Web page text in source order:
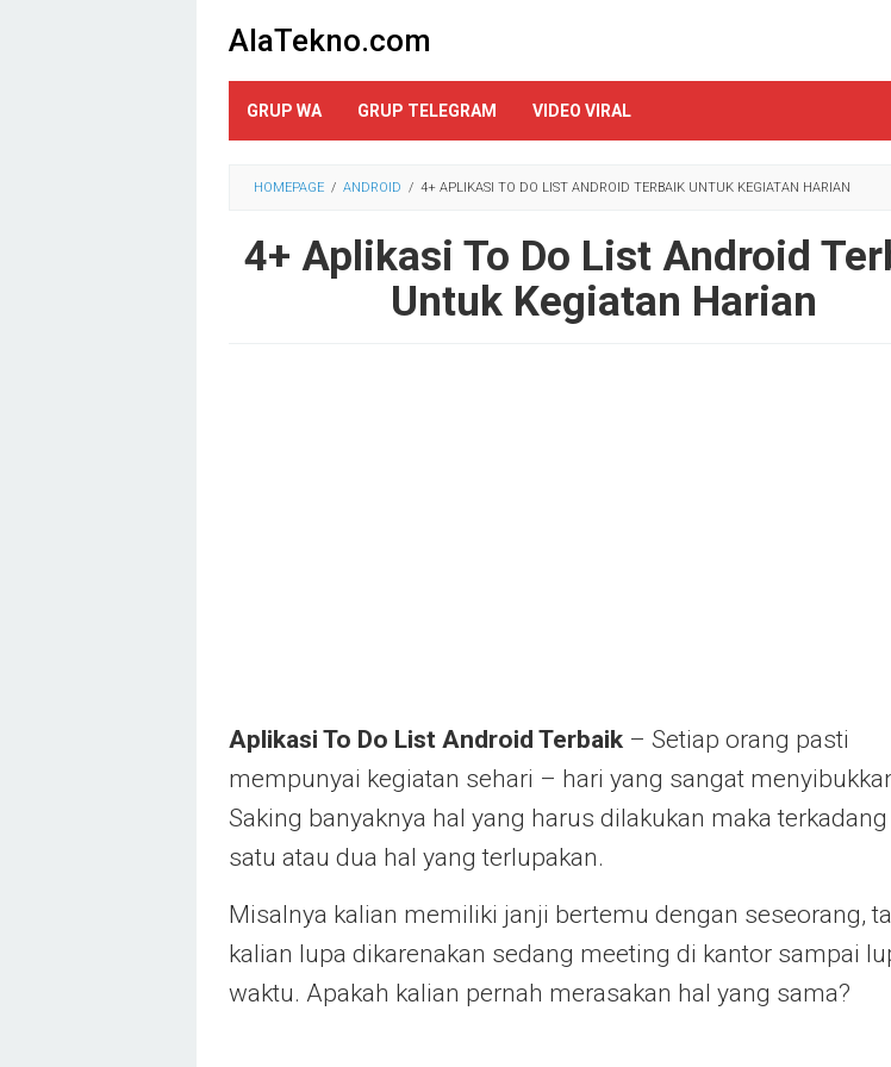
konten
AlaTekno.com
GRUP WA GRUP TELEGRAM VIDEO VIRAL
HOMEPAGE / ANDROID / 4+ APLIKASI TO DO LIST ANDROID TERBAIK UNTUK KEGIATAN HARIAN
4+ Aplikasi To Do List Android
Untuk Kegiatan Harian
Aplikasi To Do List Android Terbaik – Setiap orang pasti
mempunyai kegiatan sehari – hari yang sangat
Saking banyaknya hal yang harus dilakukan maka
satu atau dua hal yang terlupakan.
Misalnya kalian memiliki janji bertemu dengan seseorang,
kalian lupa dikarenakan sedang meeting di kantor sampai
waktu. Apakah kalian pernah merasakan hal yang sama?